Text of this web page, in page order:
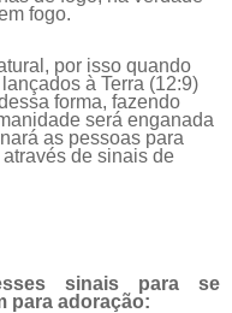
fogo.
por isso quando
à Terra (12:9)
forma, fazendo
será enganada
as pessoas para
de sinais de
sinais para se
para adoração: